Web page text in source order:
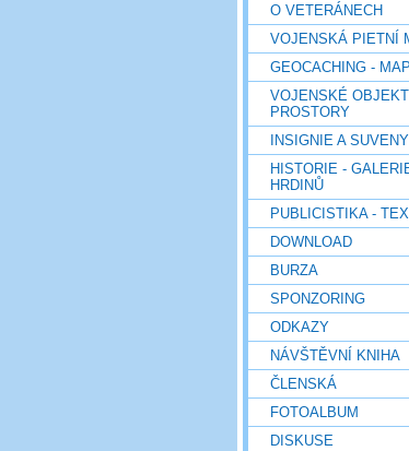
O VETERÁNECH
VOJENSKÁ PIETNÍ
GEOCACHING -
VOJENSKÉ
PROSTORY
INSIGNIE A
HISTORIE -
HRDINŮ
PUBLICISTIKA -
DOWNLOAD
BURZA
SPONZORING
ODKAZY
NÁVŠTĚVNÍ KNIHA
ČLENSKÁ
FOTOALBUM
DISKUSE